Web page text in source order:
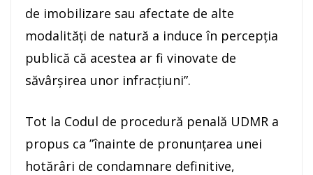
de imobilizare sau afectate de alte
modalități de natură a induce în percepția
publică că acestea ar fi vinovate de
săvârșirea unor infracțiuni”.
Tot la Codul de procedură penală UDMR a
propus ca ”înainte de pronunțarea unei
hotărâri de condamnare definitive,